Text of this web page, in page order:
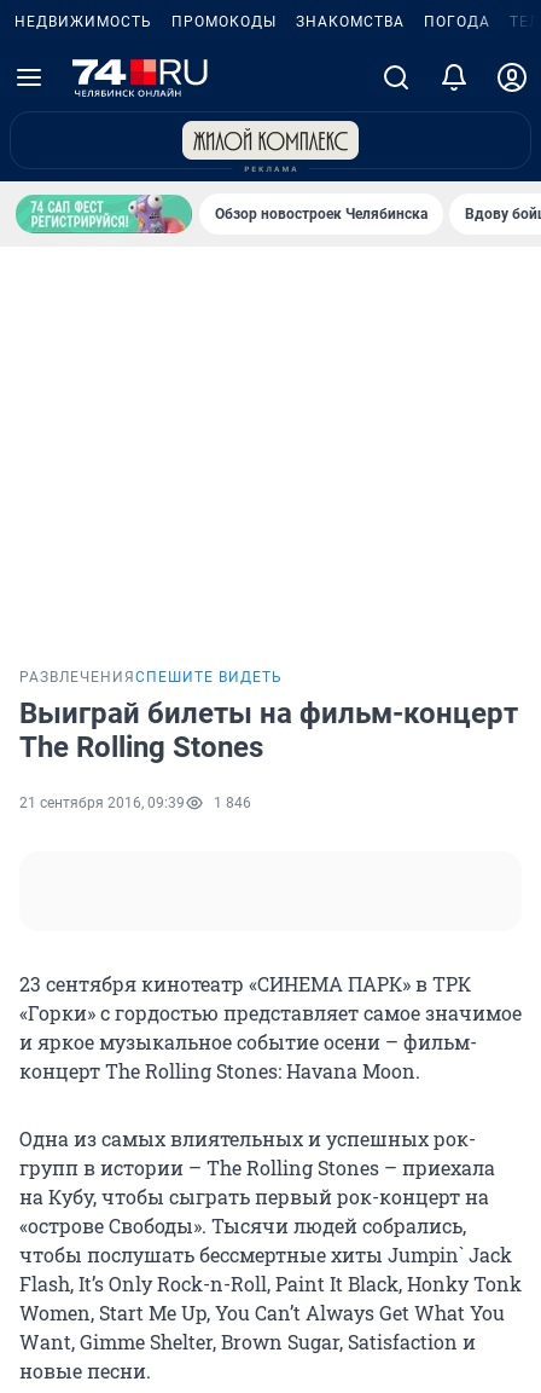
НЕДВИЖИМОСТЬ ПРОМОКОДЫ ЗНАКОМСТВА ПОГОДА
Обзор новостроек Челябинска Вдову
РАЗВЛЕЧЕНИЯ СПЕШИТЕ ВИДЕТЬ
Выиграй билеты на фильм-концерт
The Rolling Stones
21 сентября 2016, 09:39 1 846
23 сентября кинотеатр «СИНЕМА ПАРК» в ТРК
«Горки» с гордостью представляет самое значимое
и яркое музыкальное событие осени – фильм-
концерт The Rolling Stones: Havana Moon.
Одна из самых влиятельных и успешных рок-
групп в истории – The Rolling Stones – приехала
на Кубу, чтобы сыграть первый рок-концерт на
«острове Свободы». Тысячи людей собрались,
чтобы послушать бессмертные хиты Jumpin` Jack
Flash, It’s Only Rock-n-Roll, Paint It Black, Honky Tonk
Women, Start Me Up, You Can’t Always Get What You
Want, Gimme Shelter, Brown Sugar, Satisfaction и
новые песни.